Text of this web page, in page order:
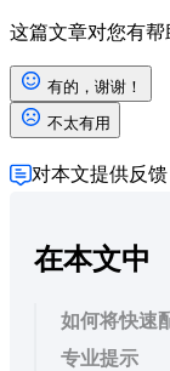
这篇文章对您有帮
有的，谢谢！
不太有用
对本文提供反馈
在本文中
如何将快速
专业提示